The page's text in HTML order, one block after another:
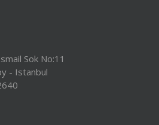
Sok No:11
- Istanbul